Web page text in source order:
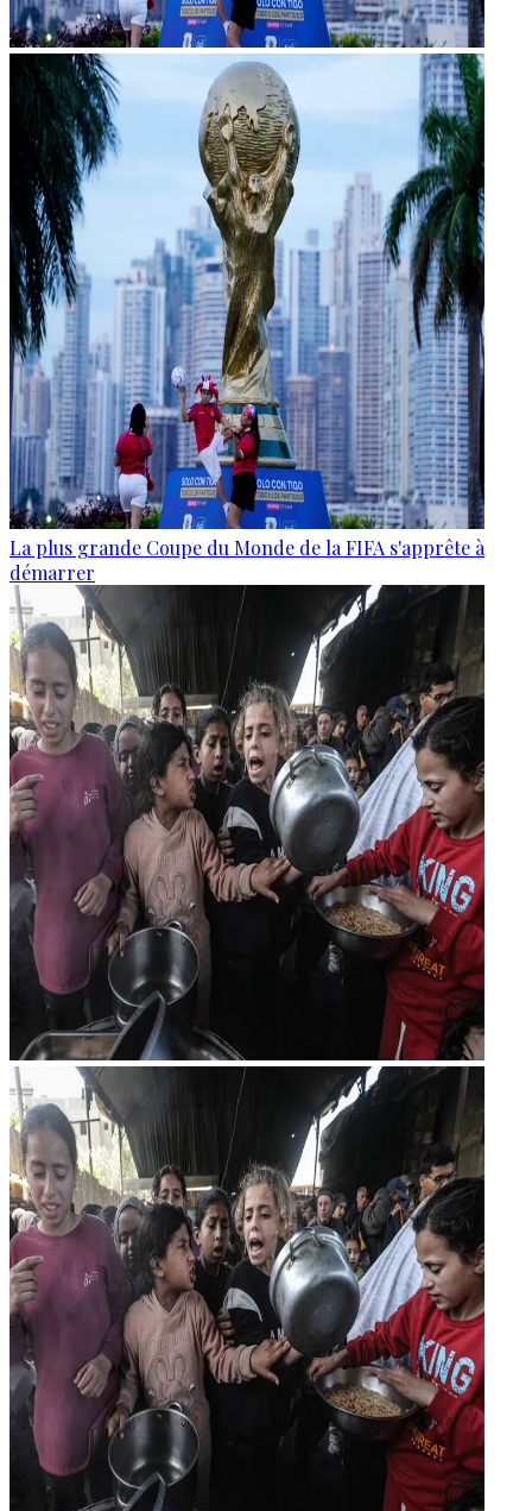
La plus grande Coupe du Monde de la FIFA s'apprête à
démarrer